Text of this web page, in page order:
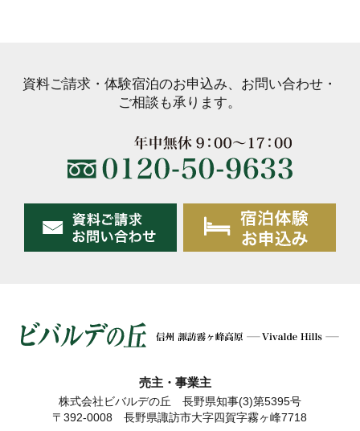
資料ご請求・体験宿泊のお申込み、お問い合わせ・
ご相談も承ります。
売主・事業主
株式会社ビバルデの丘 長野県知事(3)第5395号
〒392-0008 長野県諏訪市大字四賀字霧ヶ峰7718